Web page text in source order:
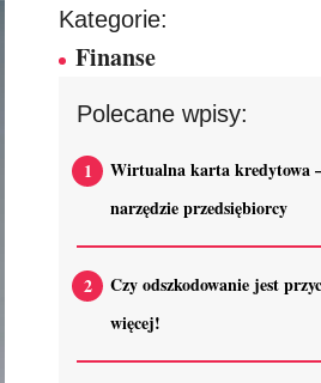
Kategorie:
Finanse
Polecane wpisy:
Wirtualna karta kredytowa –
narzędzie przedsiębiorcy
Czy odszkodowanie jest
więcej!